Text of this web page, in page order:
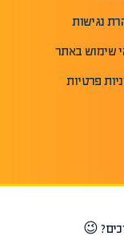
נגישות
שימוש באתר
פרטיות
😉